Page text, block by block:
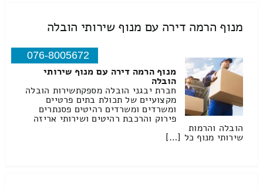
מנוף הרמה דירה עם מנוף שירותי הובלה
076-8005672
מנוף הרמה דירה עם מנוף שירותי
הובלה
חברת יבגני הובלה מספקתשירות הובלה
מקצועיים של תכולת בתים פרטיים
ומשרדים ומשרדים רהיטים פסנתרים
פירוק והרכבת רהיטים ושירותי אריזה
הובלה והרמות
שירותי מנוף כל […]